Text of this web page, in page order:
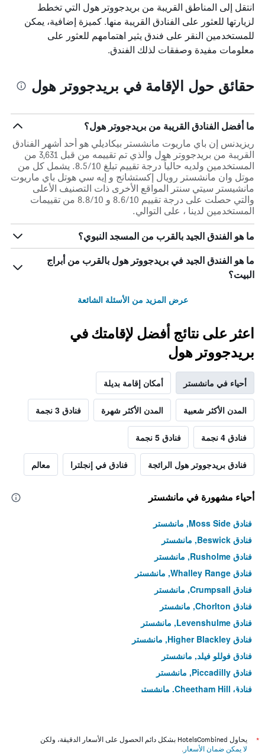
انتقل إلى المناطق القريبة من بريدجووتر هول التي تخطط
لزيارتها للعثور على الفنادق القريبة منها. كميزة إضافية، يمكن
للمستخدمين النقر على فندق يثير اهتمامهم للعثور على
معلومات مفيدة وصفقات لذلك الفندق.
حقائق حول الإقامة في بريدجووتر هول
ما أفضل الفنادق القريبة من بريدجووتر هول؟
ريزيدنس إن باي ماريوت مانشستر بيكاديلي هو أحد أشهر الفنادق
القريبة من بريدجووتر هول والذي تم تقييمه من قبل 3,631 من
المستخدمين ولديه حالياً درجة تقييم تبلغ 8.5/10. يشمل كل من
موتل وان مانشستر رويال إكستشانج و إيه سي هوتل باي ماريوت
مانشيستر سيتي سنتر المواقع الأخرى ذات التصنيف الأعلى
والتي حصلت على درجة تقييم 8.6/10 و 8.8/10 من تقييمات
المستخدمين لدينا ، على التوالي.
ما هو الفندق الجيد بالقرب من المسجد النبوي؟
ما هو الفندق الجيد في بريدجووتر هول بالقرب من أبراج
البيت؟
عرض المزيد من الأسئلة الشائعة
اعثر على نتائج أفضل لإقامتك في
بريدجووتر هول
أحياء في مانشستر أمكان إقامة بديلة
المدن الأكثر شعبية المدن الأكثر شهرة فنادق 3 نجمة
فنادق 4 نجمة فنادق 5 نجمة
فنادق بريدجووتر هول الرائجة فنادق في إنجلترا معالم
أحياء مشهورة في مانشستر
فنادق Moss Side, مانشستر
فنادق Beswick, مانشستر
فنادق Rusholme, مانشستر
فنادق Whalley Range, مانشستر
فنادق Crumpsall, مانشستر
فنادق Chorlton, مانشستر
فنادق Levenshulme, مانشستر
فنادق Higher Blackley, مانشستر
فنادق فوللو فيلد, مانشستر
فنادق Piccadilly, مانشستر
فنادق Cheetham Hill, مانشستر
فنادق Harpurhey, مانشستر
*
يحاول HotelsCombined بشكل دائم الحصول على الأسعار الدقيقة، ولكن
لا يمكن ضمان الأسعار .